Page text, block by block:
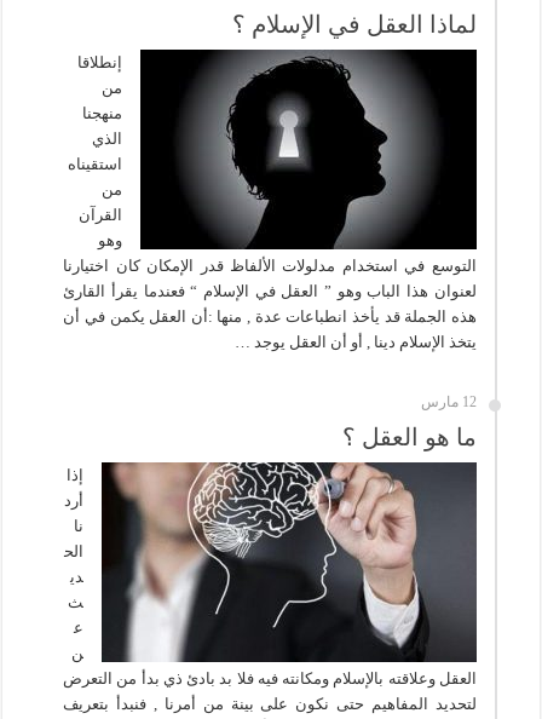
لماذا العقل في الإسلام ؟
إنطلاقا
من
منهجنا
الذي
استقيناه
من
القرآن
وهو
التوسع في استخدام مدلولات الألفاظ قدر الإمكان كان اختيارنا
لعنوان هذا الباب وهو ” العقل في الإسلام “ فعندما يقرأ القارئ
هذه الجملة قد يأخذ انطباعات عدة , منها :أن العقل يكمن في أن
يتخذ الإسلام دينا , أو أن العقل يوجد …
12 مارس
ما هو العقل ؟
إذا
أرد
نا
الح
دي
ث
ع
ن
العقل وعلاقته بالإسلام ومكانته فيه فلا بد بادئ ذي بدأ من التعرض
لتحديد المفاهيم حتى نكون على بينة من أمرنا , فنبدأ بتعريف